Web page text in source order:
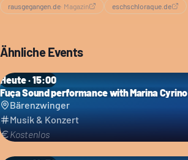
rausgegangen.de· Magazin eschschloraque.de
Ähnliche Events
Heute · 15:00
Fuça Sound performance with Marina Cyrino
Bärenzwinger
Musik & Konzert
Kostenlos